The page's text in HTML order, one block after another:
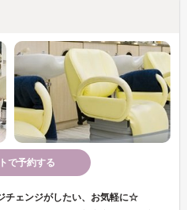
で予約する
チェンジがしたい、お気軽に☆